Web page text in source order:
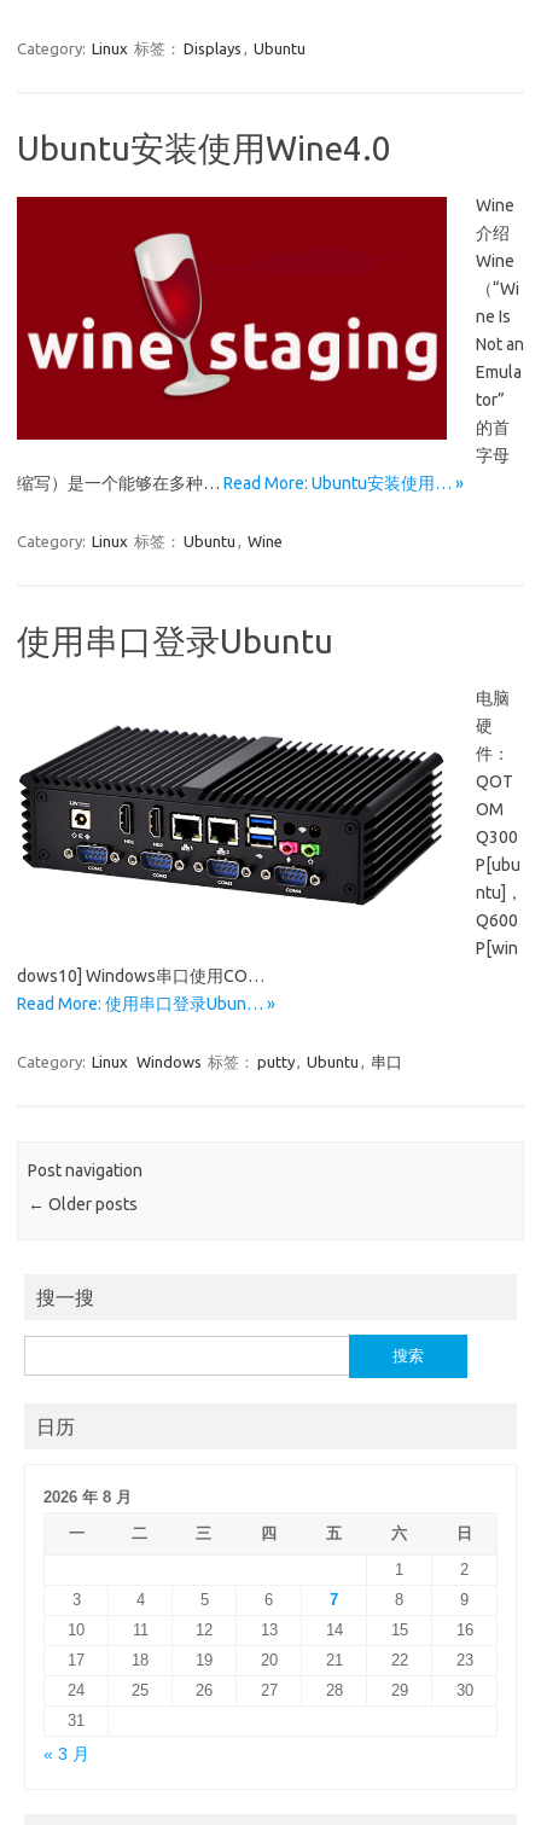
Category: Linux 标签： Displays , Ubuntu
Ubuntu安装使用Wine4.0
Wine
介绍
Wine
（“Wi
ne Is
Not an
Emula
tor”
的首
字母
缩写）是一个能够在多种… Read More: Ubuntu安装使用… »
Category: Linux 标签： Ubuntu , Wine
使用串口登录Ubuntu
电脑
硬
件：
QOT
OM
Q300
P[ubu
ntu]，
Q600
P[win
dows10] Windows串口使用CO…
Read More: 使用串口登录Ubun… »
Category: Linux Windows 标签： putty, Ubuntu , 串口
Post navigation
← Older posts
搜一搜
索：
日历
2026 年 8 月
一
二 三 四 五 六
日
1
2
3
4 5 6 7 8
9
10
11 12 13 14 15
16
17
18 19 20 21 22
23
24
25 26 27 28 29
30
31
« 3 月